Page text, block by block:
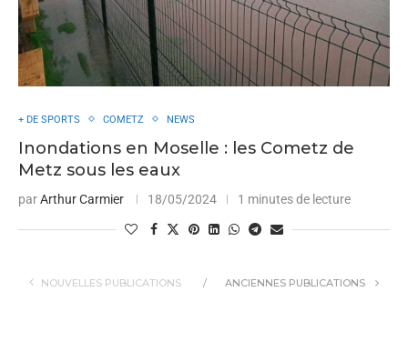
+ DE SPORTS COMETZ NEWS
Inondations en Moselle : les Cometz de
Metz sous les eaux
parArthur Carmier 18/05/2024 1 minutes de lecture
NOUVELLES PUBLICATIONS ANCIENNES PUBLICATIONS